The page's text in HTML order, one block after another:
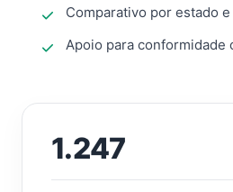
Comparativo por estado
Apoio para conformidade
1.247